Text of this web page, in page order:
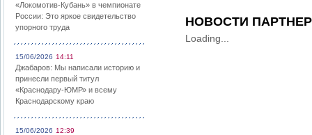
«Локомотив-Кубань» в чемпионате
России: Это яркое свидетельство
упорного труда
15/06/2026 14:11
Джабаров: Мы написали историю и
принесли первый титул
«Краснодару-ЮМР» и всему
Краснодарскому краю
15/06/2026 12:39
НОВОСТИ
Loading...